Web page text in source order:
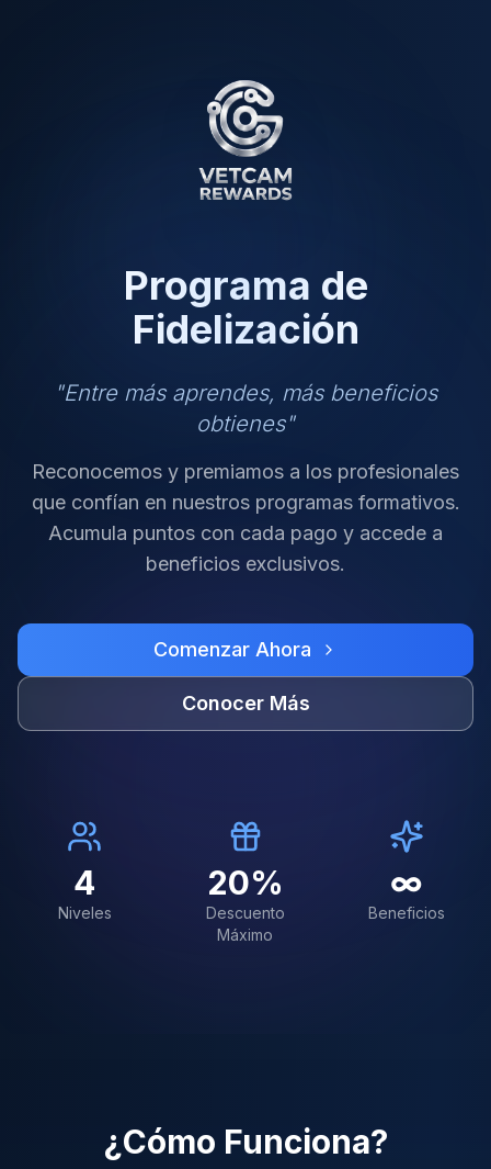
Programa de
Fidelización
"Entre más aprendes, más beneficios
obtienes"
Reconocemos y premiamos a los profesionales
que confían en nuestros programas formativos.
Acumula puntos con cada pago y accede a
beneficios exclusivos.
Comenzar Ahora
Conocer Más
4
Niveles
20%
Descuento
Máximo
∞
Beneficios
¿Cómo Funciona?